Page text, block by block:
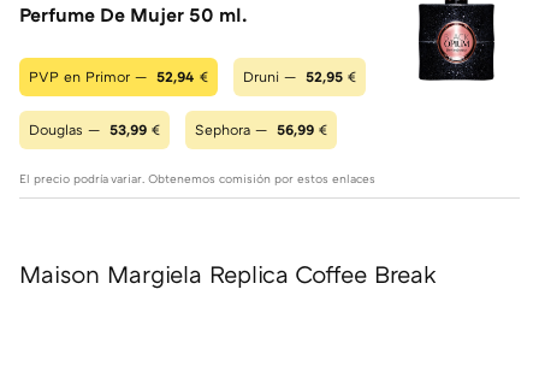
Perfume De Mujer 50 ml.
PVP en Primor — 52,94 € Druni — 52,95 €
Douglas — 53,99 € Sephora — 56,99 €
El precio podría variar. Obtenemos comisión por estos enlaces
Maison Margiela Replica Coffee Break